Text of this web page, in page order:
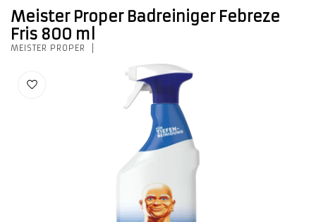
Meister Proper Badreiniger Febreze
Fris 800 ml
MEISTER PROPER